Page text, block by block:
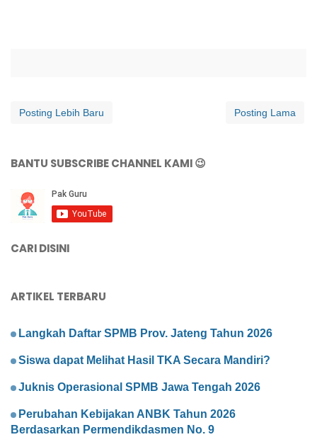
Posting Lebih Baru Posting Lama
BANTU SUBSCRIBE CHANNEL KAMI 😉
CARI DISINI
ARTIKEL TERBARU
Langkah Daftar SPMB Prov. Jateng Tahun 2026
Siswa dapat Melihat Hasil TKA Secara Mandiri?
Juknis Operasional SPMB Jawa Tengah 2026
Perubahan Kebijakan ANBK Tahun 2026
Berdasarkan Permendikdasmen No. 9